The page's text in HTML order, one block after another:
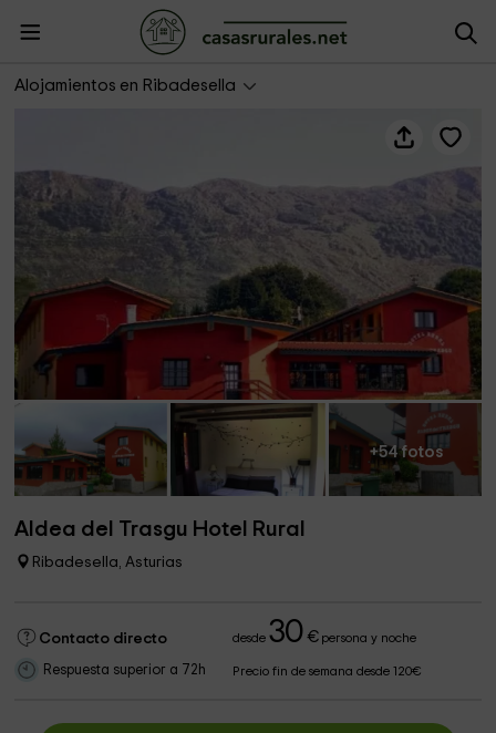
Alojamientos en Ribadesella
Aldea del Trasgu Hotel Rural
+54 fotos
Aldea del Trasgu Hotel Rural
Ribadesella, Asturias
Contacto directo desde30 €persona y noche
Respuesta superior a 72h Precio fin de semana desde 120€